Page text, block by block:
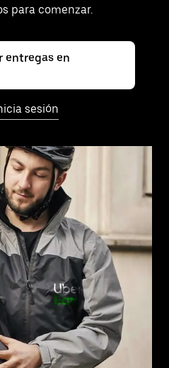
para comenzar.
entregas en
sesión